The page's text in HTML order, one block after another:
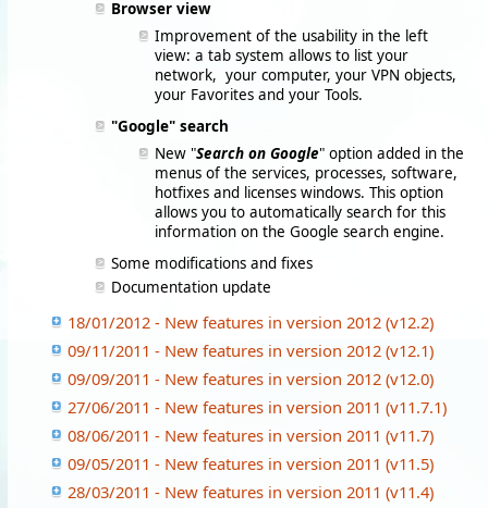
Browser view
Improvement of the usability in the left
view: a tab system allows to list your
network, your computer, your VPN objects,
your Favorites and your Tools.
"Google" search
New "Search on Google" option added in the
menus of the services, processes, software,
hotfixes and licenses windows. This option
allows you to automatically search for this
information on the Google search engine.
Some modifications and fixes
Documentation update
18/01/2012 - New features in version 2012 (v12.2)
09/11/2011 - New features in version 2012 (v12.1)
09/09/2011 - New features in version 2012 (v12.0)
27/06/2011 - New features in version 2011 (v11.7.1)
08/06/2011 - New features in version 2011 (v11.7)
09/05/2011 - New features in version 2011 (v11.5)
28/03/2011 - New features in version 2011 (v11.4)